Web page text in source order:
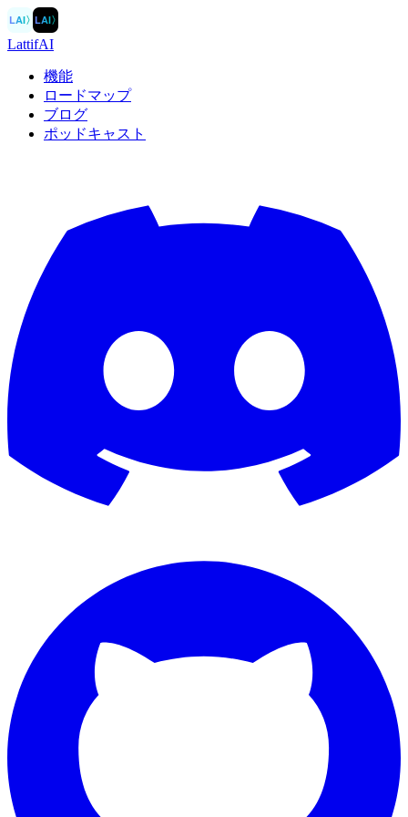
LAI〉LAI〉
LattifAI
機能
ロードマップ
ブログ
ポッドキャスト